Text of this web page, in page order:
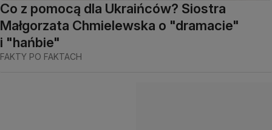
Co z pomocą dla Ukraińców? Siostra
Małgorzata Chmielewska o "dramacie"
i "hańbie"
FAKTY PO FAKTACH